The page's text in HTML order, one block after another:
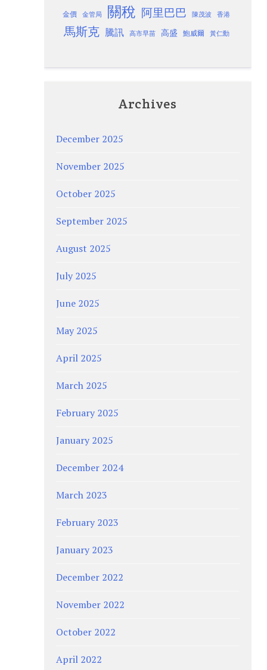
金價 金管局 關稅 阿里巴巴 陳茂波 香港
馬斯克 騰訊 高市早苗 高盛 鮑威爾 黃仁勳
Archives
December 2025
November 2025
October 2025
September 2025
August 2025
July 2025
June 2025
May 2025
April 2025
March 2025
February 2025
January 2025
December 2024
March 2023
February 2023
January 2023
December 2022
November 2022
October 2022
April 2022